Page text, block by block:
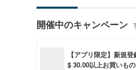
開催中のキャンペーン
【アプリ限定】新規
$ 30.00以上お買いもの